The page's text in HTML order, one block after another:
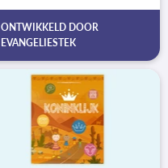
ONTWIKKELD DOOR
EVANGELIESTEK